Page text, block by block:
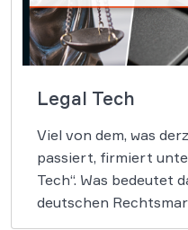
Legal Tech
Viel von dem, was
passiert, firmiert
Tech“. Was bedeutet
deutschen